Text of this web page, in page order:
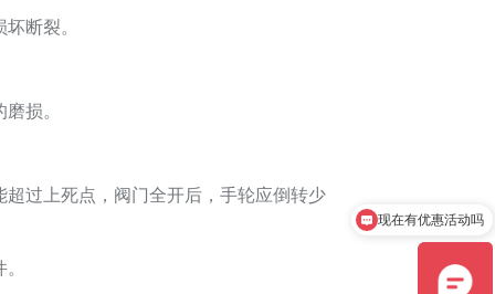
断裂。
损。
过上死点，阀门全开后，手轮应倒转少
现在有优惠活动吗